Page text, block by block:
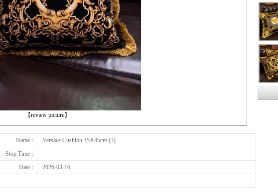
【review picture】
Name：
Versace Cushion 45X45cm (3)
Stop Time：
Date：
2026-03-16